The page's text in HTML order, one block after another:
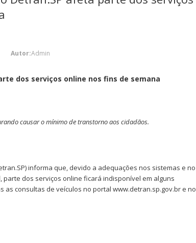
Autor:Admin
dos serviços online nos fins de semana
causar o mínimo de transtorno aos cidadãos.
informa que, devido a adequações nos sistemas e no
dos serviços online ficará indisponível em alguns
consultas de veículos no portal www.detran.sp.gov.br e no